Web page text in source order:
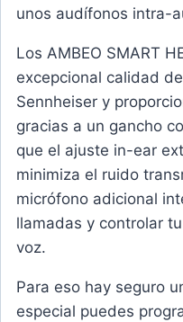
unos audífonos intra-
Los AMBEO SMART
excepcional calidad
Sennheiser y
gracias a un gancho
que el ajuste in-ear
minimiza el ruido
micrófono adicional
llamadas y controlar
voz.
Para eso hay seguro
especial puedes